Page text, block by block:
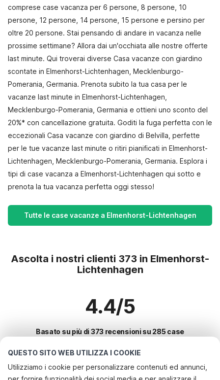
QUESTO SITO WEB UTILIZZA I COOKIE
Utilizziamo i cookie per personalizzare contenuti ed annunci,
comprese case vacanza per 6 persone, 8 persone, 10
persone, 12 persone, 14 persone, 15 persone e persino per
oltre 20 persone. Stai pensando di andare in vacanza nelle
prossime settimane? Allora dai un'occhiata alle nostre offerte
last minute. Qui troverai diverse Casa vacanze con giardino
scontate in Elmenhorst-Lichtenhagen, Mecklenburgo-
Pomerania, Germania. Prenota subito la tua casa per le
vacanze last minute in Elmenhorst-Lichtenhagen,
Mecklenburgo-Pomerania, Germania e ottieni uno sconto del
20%* con cancellazione gratuita. Goditi la fuga perfetta con le
eccezionali Casa vacanze con giardino di Belvilla, perfette
per le tue vacanze last minute o ritiri pianificati in Elmenhorst-
Lichtenhagen, Mecklenburgo-Pomerania, Germania. Esplora i
tipi di case vacanza a Elmenhorst-Lichtenhagen qui sotto e
prenota la tua vacanza perfetta oggi stesso!
Tutte le case vacanze a Elmenhorst-Lichtenhagen
Ascolta i nostri clienti 373 in Elmenhorst-
Lichtenhagen
4.4/5
Basato su più di 373 recensioni su 285 case
Le destinazioni più popolari per le